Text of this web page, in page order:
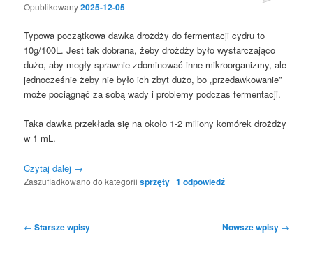
Opublikowany2025-12-05
Typowa początkowa dawka drożdży do fermentacji cydru to
10g/100L. Jest tak dobrana, żeby drożdży było wystarczająco
dużo, aby mogły sprawnie zdominować inne mikroorganizmy, ale
jednocześnie żeby nie było ich zbyt dużo, bo „przedawkowanie”
może pociągnąć za sobą wady i problemy podczas fermentacji.
Taka dawka przekłada się na około 1-2 miliony komórek drożdży
w 1 mL.
Czytaj dalej →
Zaszufladkowano do kategorii sprzęty |1 odpowiedź
Nawigacja
← Starsze wpisy Nowsze wpisy →